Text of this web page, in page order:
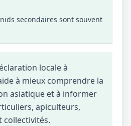
secondaires sont souvent
locale à
à mieux comprendre la
asiatique et à informer
apiculteurs,
collectivités.